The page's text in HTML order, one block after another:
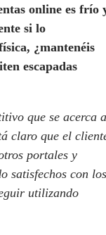
online es frío
si lo
¿mantenéis
escapadas
que se acerca
claro que el
portales y
satisfechos con los
utilizando